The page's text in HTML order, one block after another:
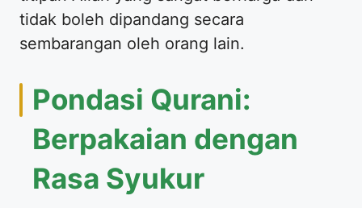
tidak boleh dipandang secara
sembarangan oleh orang lain.
​Pondasi Qurani:
Berpakaian dengan
Rasa Syukur